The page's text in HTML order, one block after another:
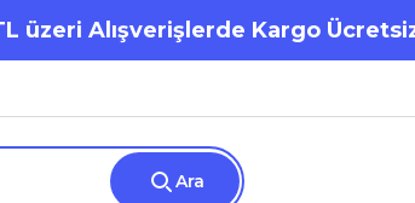
üzeri Alışverişlerde Kargo
Ara